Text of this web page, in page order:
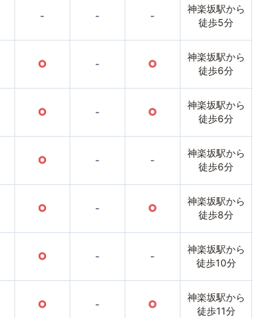
- - -
神楽坂駅から
徒歩5分
○ - ○
神楽坂駅から
徒歩6分
○ - ○
神楽坂駅から
徒歩6分
○ - -
神楽坂駅から
徒歩6分
○ - ○
神楽坂駅から
徒歩8分
○ - -
神楽坂駅から
徒歩10分
○ - ○
神楽坂駅から
徒歩11分